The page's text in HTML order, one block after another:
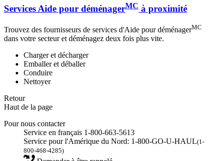
Services Aide pour déménagerMC à proximité
Trouvez des fournisseurs de services d'Aide pour déménagerMC
dans votre secteur et déménagez deux fois plus vite.
Charger et décharger
Emballer et déballer
Conduire
Nettoyer
Retour
Haut de la page
Pour nous contacter
Service en français 1-800-663-5613
Service pour l'Amérique du Nord: 1-800-GO-U-HAUL(1-
800-468-4285)